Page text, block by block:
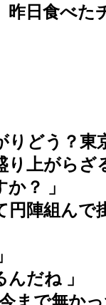
昨日食べた
りどう？
り上がら
？ 」
円陣組ん
んだね 」